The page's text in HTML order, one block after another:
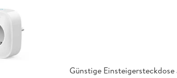
Günstige